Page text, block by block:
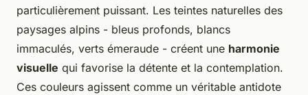
particulièrement puissant. Les teintes naturelles des
paysages alpins - bleus profonds, blancs
immaculés, verts émeraude - créent une harmonie
visuelle qui favorise la détente et la contemplation.
Ces couleurs agissent comme un véritable antidote